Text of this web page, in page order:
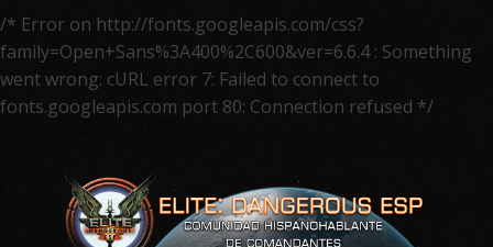
/* Error on http://fonts.googleapis.com/css?
family=Open+Sans%3A400%2C600&ver=6.6.4 : Something
went wrong: cURL error 7: Failed to connect to
fonts.googleapis.com port 80: Connection refused */